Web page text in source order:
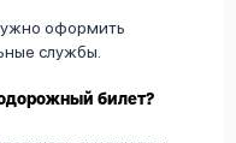
оформить
службы.
билет?